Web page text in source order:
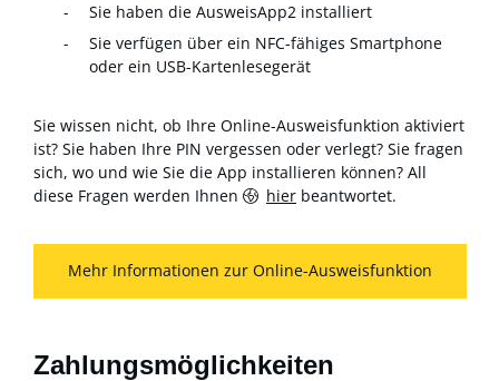
Sie haben die AusweisApp2 installiert
Sie verfügen über ein NFC-fähiges Smartphone
oder ein USB-Kartenlesegerät
Sie wissen nicht, ob Ihre Online-Ausweisfunktion aktiviert
ist? Sie haben Ihre PIN vergessen oder verlegt? Sie fragen
sich, wo und wie Sie die App installieren können? All
diese Fragen werden Ihnen
hier beantwortet.
Mehr Informationen zur Online-Ausweisfunktion
Zahlungsmöglichkeiten